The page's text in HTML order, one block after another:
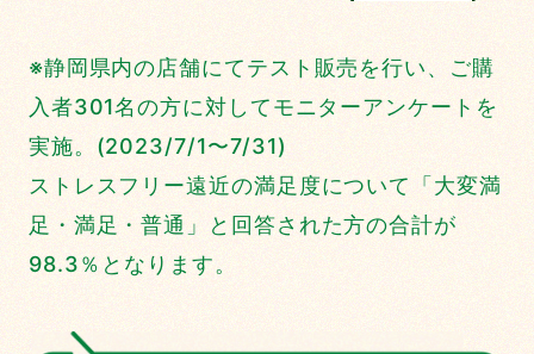
※静岡県内の店舗にてテスト販売を⾏い、ご購
⼊者301名の⽅に対してモニターアンケートを
実施。(2023/7/1〜7/31)
ストレスフリー遠近の満⾜度について「⼤変満
⾜・満⾜・普通」と回答された⽅の合計が
98.3％となります。